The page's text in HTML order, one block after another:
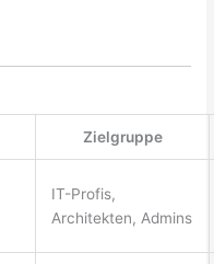
Zielgruppe
IT-Profis,
Architekten, Admins